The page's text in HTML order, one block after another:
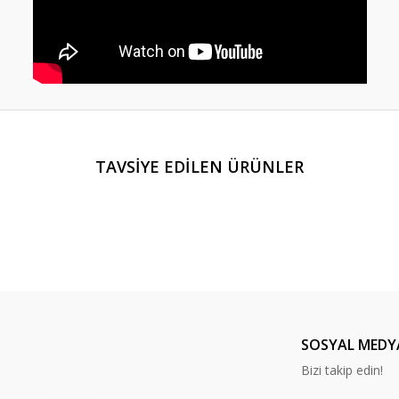
Bu ürüne ilk yorumu siz yapın!
TAVSİYE EDİLEN ÜRÜNLER
SOSYAL
Bizi takip edin!